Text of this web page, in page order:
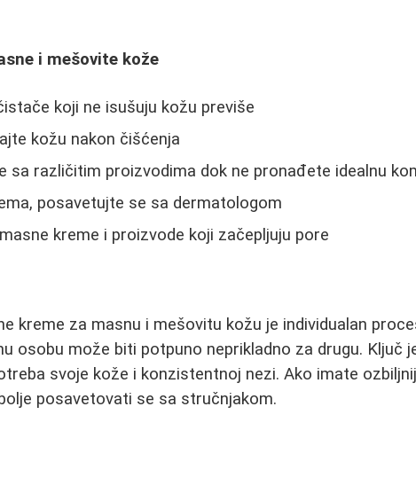
i mešovite kože
koji ne isušuju kožu previše
kožu nakon čišćenja
sa različitim proizvodima dok ne pronađete idealnu
posavetujte se sa dermatologom
kreme i proizvode koji začepljuju pore
kreme za masnu i mešovitu kožu je individualan
osobu može biti potpuno neprikladno za drugu. Ključ
svoje kože i konzistentnoj nezi. Ako imate
posavetovati se sa stručnjakom.